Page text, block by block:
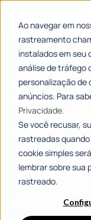
Ao navegar em
rastreamento
instalados em seu
análise de tráfego
personalização
anúncios. Para
Privacidade.
Se você recusar,
rastreadas
cookie simples
lembrar sobre sua
rastreado.
# E-BOOK
Inovação
o guia
gestão
Inovar na gestão
cidades
práticas
proporcionar
qualidade de